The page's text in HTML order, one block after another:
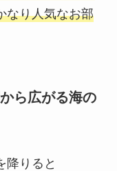
なり人気なお部
ら広がる海の
降りると